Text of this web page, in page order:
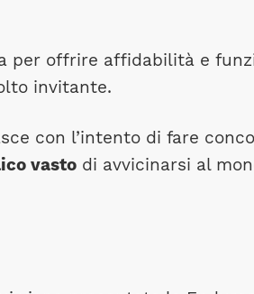
offrire affidabilità e
invitante.
con l’intento di fare
vastodi avvicinarsi al